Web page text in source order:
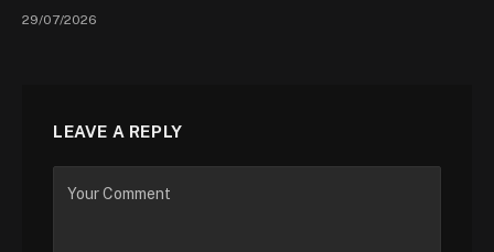
29/07/2026
LEAVE A REPLY